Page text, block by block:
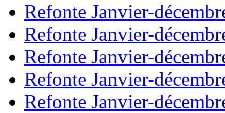
Refonte Janvier-
Refonte Janvier-
Refonte Janvier-
Refonte Janvier-
Refonte Janvier-